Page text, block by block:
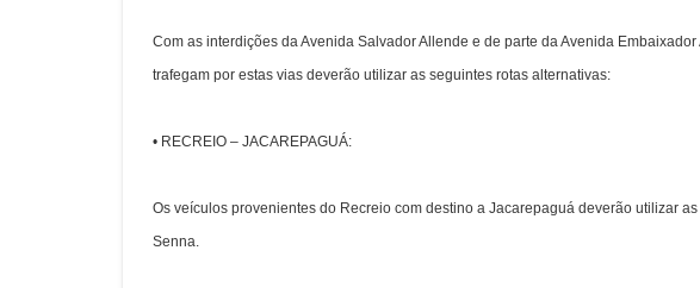
Com as interdições da Avenida Salvador Allende e de parte da Avenida
trafegam por estas vias deverão utilizar as seguintes rotas alternativas:
• RECREIO – JACAREPAGUÁ:
Os veículos provenientes do Recreio com destino a Jacarepaguá deverão utilizar
Senna.